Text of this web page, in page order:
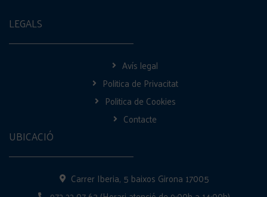
LEGALS
Avís legal
Politica de Privacitat
Politica de Cookies
Contacte
UBICACIÓ
Carrer Iberia, 5 baixos Girona 17005